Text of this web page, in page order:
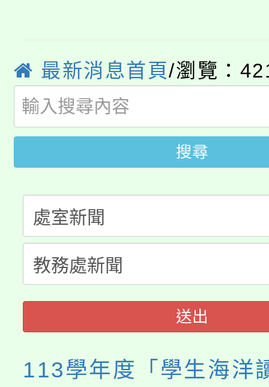
生本土語及新住民語歌
公告本校115學年度第
代理(課)教師甄選結果(
公告本校115學年度第
代理(課)教師甄選結果(
轉知中國文化大學推廣
《TA101》溝通分析基
程，歡迎學生輔導中心
心理、諮商輔導、社會
系所師生報名參加。
轉知苗栗縣政府辦理
縣市「校園短影音徵選
門員」簡章及活動海報
踴躍報名參加。
桃園市115學年度學生
要點
「桃園市補助參觀特色
展演活動實施計畫」
115年度「教育部表揚
義教育推展貢獻獎」
最新消息首頁/瀏覽：
搜尋
送出
113學年度「學生海洋